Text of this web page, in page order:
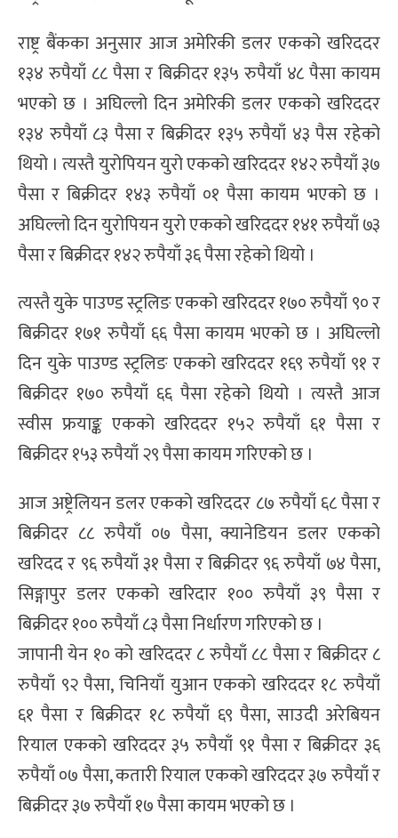
राष्ट्र बैंकका अनुसार आज अमेरिकी डलर एकको खरिददर
१३४ रुपैयाँ ८८ पैसा र बिक्रीदर १३५ रुपैयाँ ४८ पैसा कायम
भएको छ । अघिल्लो दिन अमेरिकी डलर एकको खरिददर
१३४ रुपैयाँ ८३ पैसा र बिक्रीदर १३५ रुपैयाँ ४३ पैस रहेको
थियो । त्यस्तै युरोपियन युरो एकको खरिददर १४२ रुपैयाँ ३७
पैसा र बिक्रीदर १४३ रुपैयाँ ०१ पैसा कायम भएको छ ।
अघिल्लो दिन युरोपियन युरो एकको खरिददर १४१ रुपैयाँ ७३
पैसा र बिक्रीदर १४२ रुपैयाँ ३६ पैसा रहेको थियो ।
त्यस्तै युके पाउण्ड स्ट्रलिङ एकको खरिददर १७० रुपैयाँ ९० र
बिक्रीदर १७१ रुपैयाँ ६६ पैसा कायम भएको छ । अघिल्लो
दिन युके पाउण्ड स्ट्रलिङ एकको खरिददर १६९ रुपैयाँ ९१ र
बिक्रीदर १७० रुपैयाँ ६६ पैसा रहेको थियो । त्यस्तै आज
स्वीस फ्रयाङ्क एकको खरिददर १५२ रुपैयाँ ६१ पैसा र
बिक्रीदर १५३ रुपैयाँ २९ पैसा कायम गरिएको छ ।
आज अष्ट्रेलियन डलर एकको खरिददर ८७ रुपैयाँ ६८ पैसा र
बिक्रीदर ८८ रुपैयाँ ०७ पैसा, क्यानेडियन डलर एकको
खरिदद र ९६ रुपैयाँ ३१ पैसा र बिक्रीदर ९६ रुपैयाँ ७४ पैसा,
सिङ्गापुर डलर एकको खरिदार १०० रुपैयाँ ३९ पैसा र
बिक्रीदर १०० रुपैयाँ ८३ पैसा निर्धारण गरिएको छ ।
जापानी येन १० को खरिददर ८ रुपैयाँ ८८ पैसा र बिक्रीदर ८
रुपैयाँ ९२ पैसा, चिनियाँ युआन एकको खरिददर १८ रुपैयाँ
६१ पैसा र बिक्रीदर १८ रुपैयाँ ६९ पैसा, साउदी अरेबियन
रियाल एकको खरिददर ३५ रुपैयाँ ९१ पैसा र बिक्रीदर ३६
रुपैयाँ ०७ पैसा, कतारी रियाल एकको खरिददर ३७ रुपैयाँ र
बिक्रीदर ३७ रुपैयाँ १७ पैसा कायम भएको छ ।